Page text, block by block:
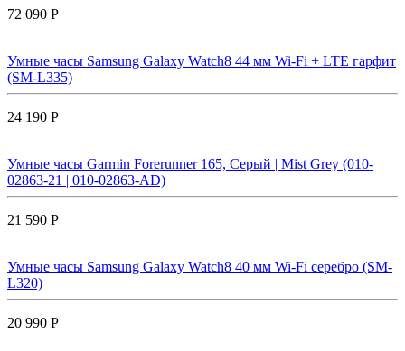
72 090 Р
Умные часы Samsung Galaxy Watch8 44 мм Wi-Fi + LTE гарфит
(SM-L335)
24 190 Р
Умные часы Garmin Forerunner 165, Серый | Mist Grey (010-
02863-21 | 010-02863-AD)
21 590 Р
Умные часы Samsung Galaxy Watch8 40 мм Wi-Fi серебро (SM-
L320)
20 990 Р